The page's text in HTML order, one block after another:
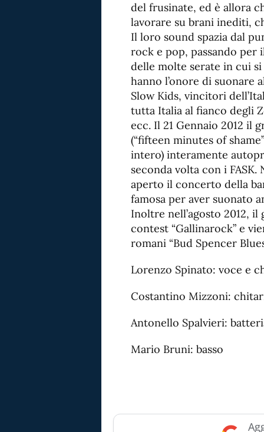
del frusinate, ed è allora
lavorare su brani inediti,
Il loro sound spazia dal
rock e pop, passando per
delle molte serate in cui si
hanno l’onore di suonare
Slow Kids, vincitori
tutta Italia al fianco degli
ecc. Il 21 Gennaio 2012 il
(“fifteen minutes of
intero) interamente
seconda volta con i
aperto il concerto della
famosa per aver suonato
Inoltre nell’agosto 2012,
contest “Gallinarock” e
romani “Bud Spencer
Lorenzo Spinato: voce e
Costantino Mizzoni:
Antonello Spalvieri:
Mario Bruni: basso